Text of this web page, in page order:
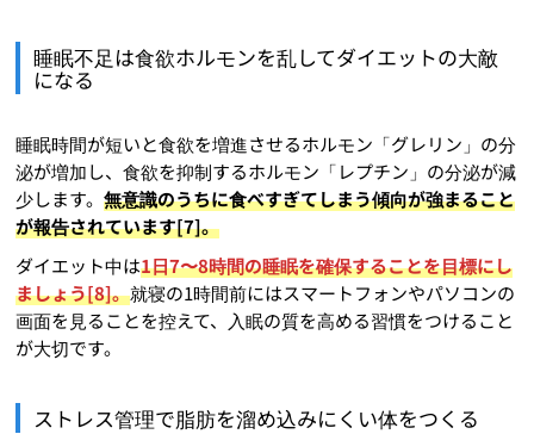
睡眠不足は食欲ホルモンを乱してダイエットの大敵
になる
睡眠時間が短いと食欲を増進させるホルモン「グレリン」の分
泌が増加し、食欲を抑制するホルモン「レプチン」の分泌が減
少します。無意識のうちに食べすぎてしまう傾向が強まること
が報告されています[7]。
ダイエット中は1日7〜8時間の睡眠を確保することを目標にし
ましょう[8]。就寝の1時間前にはスマートフォンやパソコンの
画面を見ることを控えて、入眠の質を高める習慣をつけること
が大切です。
ストレス管理で脂肪を溜め込みにくい体をつくる